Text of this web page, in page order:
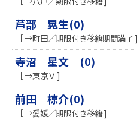
芦部 晃生(0)
［ →町田／期限付き移籍期間満了 ]
寺沼 星文 (0)
［ →東京Ｖ ]
前田 椋介(0)
［ →愛媛／期限付き移籍 ]